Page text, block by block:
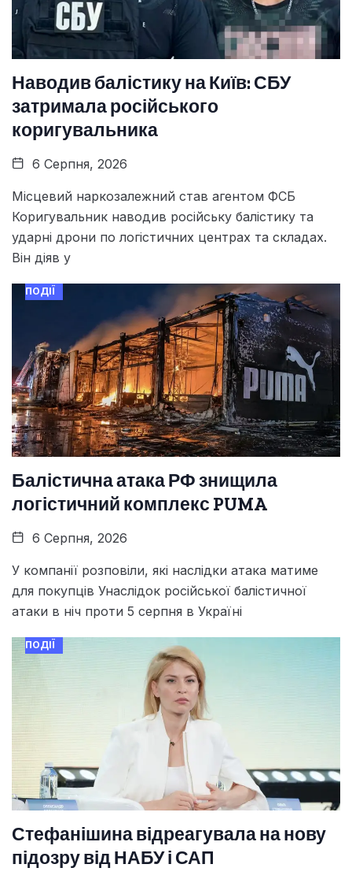
Наводив балістику на Київ: СБУ
затримала російського
коригувальника
6 Серпня, 2026
Місцевий наркозалежний став агентом ФСБ
Коригувальник наводив російську балістику та
ударні дрони по логістичних центрах та складах.
Він діяв у
ПОДІЇ
Балістична атака РФ знищила
логістичний комплекс PUMA
6 Серпня, 2026
У компанії розповіли, які наслідки атака матиме
для покупців Унаслідок російської балістичної
атаки в ніч проти 5 серпня в Україні
ПОДІЇ
Стефанішина відреагувала на нову
підозру від НАБУ і САП